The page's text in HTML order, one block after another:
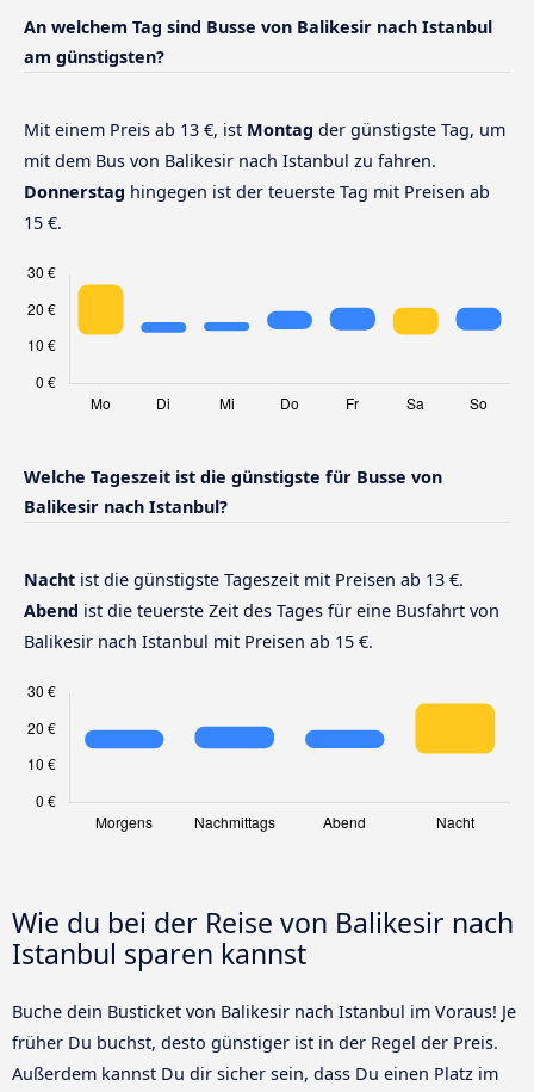
An welchem Tag sind Busse von Balikesir nach Istanbul
am günstigsten?
Mit einem Preis ab 13 €, ist Montag der günstigste Tag, um
mit dem Bus von Balikesir nach Istanbul zu fahren.
Donnerstag hingegen ist der teuerste Tag mit Preisen ab
15 €.
Welche Tageszeit ist die günstigste für Busse von
Balikesir nach Istanbul?
Nacht ist die günstigste Tageszeit mit Preisen ab 13 €.
Abend ist die teuerste Zeit des Tages für eine Busfahrt von
Balikesir nach Istanbul mit Preisen ab 15 €.
Wie du bei der Reise von Balikesir nach
Istanbul sparen kannst
Buche dein Busticket von Balikesir nach Istanbul im Voraus! Je
früher Du buchst, desto günstiger ist in der Regel der Preis.
Außerdem kannst Du dir sicher sein, dass Du einen Platz im